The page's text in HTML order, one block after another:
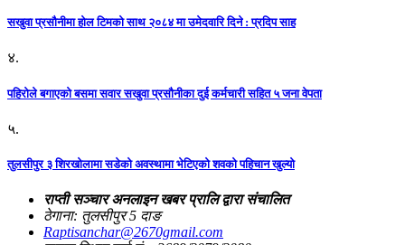
सखुवा प्रसौनीमा होल टिमको साथ २०८४ मा उमेदवारि दिने : प्रदिप साह
४.
पहिराेले बगाएकाे बसमा सवार सखुवा प्रसाैनीका दुई कर्मचारी सहित ५ जना वेपता
५.
तुलसीपुर ३ शिरखोलामा सडेको अवस्थामा भेटिएको शवको पहिचान खुल्यो
राप्ती सञ्चार अनलाइन खबर प्रालि द्वारा संचालित
ठेगाना: तुलसीपुर 5 दाङ
Raptisanchar@2670gmail.com